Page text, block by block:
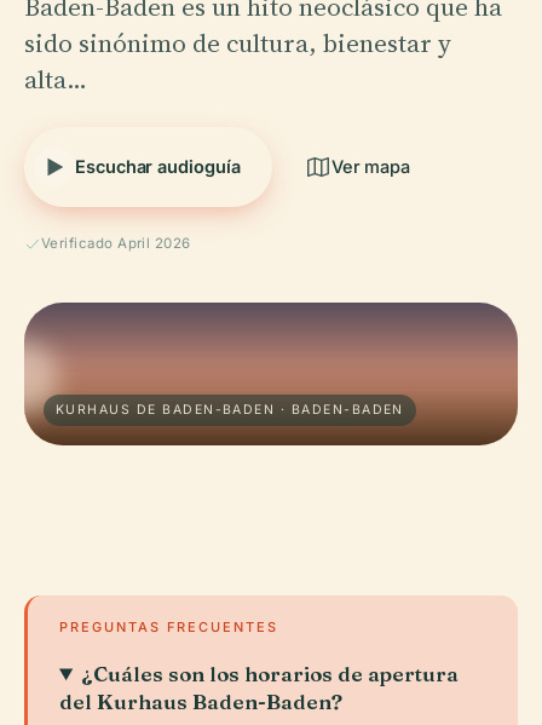
sido sinónimo de cultura, bienestar y
alta…
Escuchar audioguía Ver mapa
Verificado April 2026
KURHAUS DE BADEN-BADEN · BADEN-BADEN
PREGUNTAS FRECUENTES
¿Cuáles son los horarios de apertura
del Kurhaus Baden-Baden?